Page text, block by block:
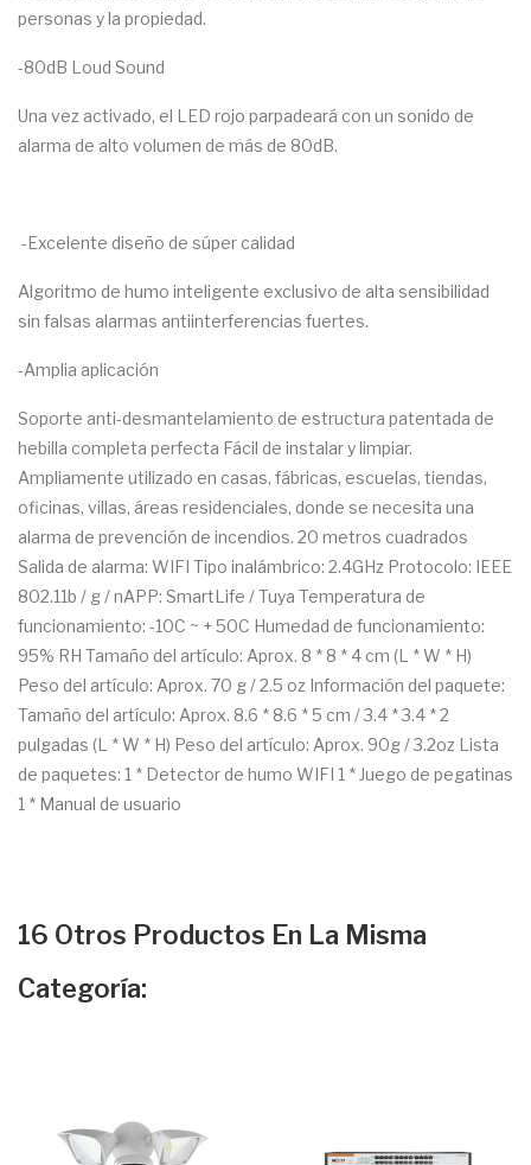
personas y la propiedad.
-80dB Loud Sound
Una vez activado, el LED rojo parpadeará con un sonido de
alarma de alto volumen de más de 80dB.
-Excelente diseño de súper calidad
Algoritmo de humo inteligente exclusivo de alta sensibilidad
sin falsas alarmas antiinterferencias fuertes.
-Amplia aplicación
Soporte anti-desmantelamiento de estructura patentada de
hebilla completa perfecta Fácil de instalar y limpiar.
Ampliamente utilizado en casas, fábricas, escuelas, tiendas,
oficinas, villas, áreas residenciales, donde se necesita una
alarma de prevención de incendios. 20 metros cuadrados
Salida de alarma: WIFI Tipo inalámbrico: 2.4GHz Protocolo: IEEE
802.11b / g / nAPP: SmartLife / Tuya Temperatura de
funcionamiento: -10C ~ + 50C Humedad de funcionamiento:
95% RH Tamaño del artículo: Aprox. 8 * 8 * 4 cm (L * W * H)
Peso del artículo: Aprox. 70 g / 2.5 oz Información del paquete:
Tamaño del artículo: Aprox. 8.6 * 8.6 * 5 cm / 3.4 * 3.4 * 2
pulgadas (L * W * H) Peso del artículo: Aprox. 90g / 3.2oz Lista
de paquetes: 1 * Detector de humo WIFI 1 * Juego de pegatinas
1 * Manual de usuario
16 Otros Productos En La Misma
Categoría: